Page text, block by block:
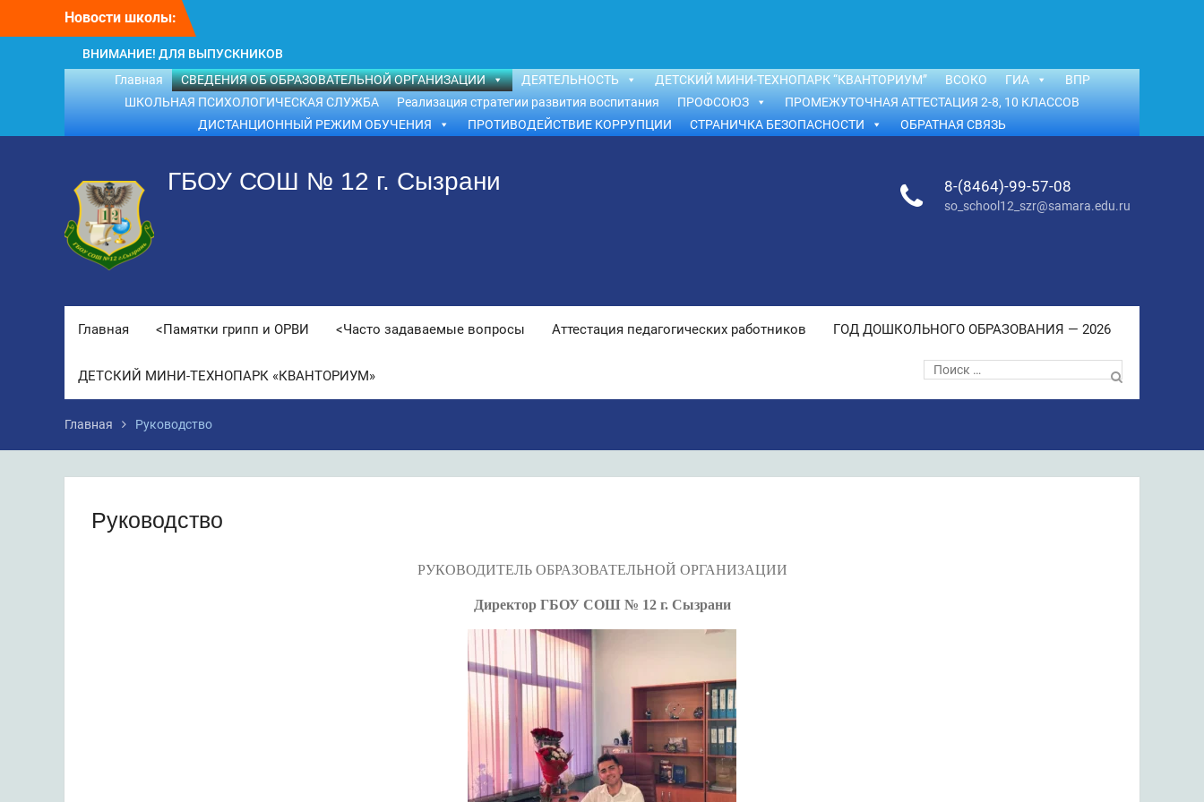
Новости школы:
ВНИМАНИЕ! ДЛЯ ВЫПУСКНИКОВ
ШКОЛЫ!
ВНИМАНИЕ!!! Летний отдых.
Главная СВЕДЕНИЯ ОБ ОБРАЗОВАТЕЛЬНОЙ ОРГАНИЗАЦИИ ДЕЯТЕЛЬНОСТЬ ДЕТСКИЙ МИНИ-ТЕХНОПАРК “КВАНТОРИУМ” ВСОКО ГИА
ВПР
ШКОЛЬНАЯ ПСИХОЛОГИЧЕСКАЯ СЛУЖБА
Реализация стратегии развития воспитания ПРОФСОЮЗ
ПРОМЕЖУТОЧНАЯ АТТЕСТАЦИЯ 2-8, 10 КЛАССОВ
ДИСТАНЦИОННЫЙ РЕЖИМ ОБУЧЕНИЯ
ПРОТИВОДЕЙСТВИЕ КОРРУПЦИИ СТРАНИЧКА БЕЗОПАСНОСТИ ОБРАТНАЯ СВЯЗЬ
ГБОУ СОШ № 12 г. Сызрани 8-(8464)-99-57-08
so_school12_szr@samara.edu.ru
Главная <Памятки грипп и ОРВИ <Часто задаваемые вопросы Аттестация педагогических работников ГОД ДОШКОЛЬНОГО ОБРАЗОВАНИЯ — 2026
ДЕТСКИЙ МИНИ-ТЕХНОПАРК «КВАНТОРИУМ»
Поиск
по:
Главная Руководство
Руководство
РУКОВОДИТЕЛЬ ОБРАЗОВАТЕЛЬНОЙ ОРГАНИЗАЦИИ
Директор ГБОУ СОШ № 12 г. Сызрани